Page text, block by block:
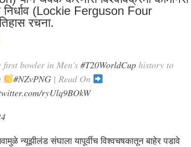
(Lockie Ferguson Four
रचना.
first bowler in Men's #T20WorldCuphistory to
#NZvPNG | Read On
ryUlq9BOkW
न्यूझीलंड संघाला यापूर्वीच विश्वचषकातून बाहेर पडावे